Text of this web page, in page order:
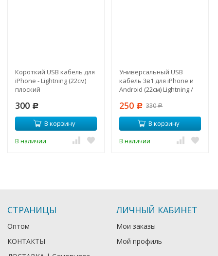
Короткий USB кабель для
iPhone - Lightning (22см)
плоский
300 Р
В корзину
В наличии
Универсальный USB
кабель 3в1 для iPhone и
Android (22см) Lightning /
250 Р 330Р
В корзину
В наличии
СТРАНИЦЫ
Оптом
КОНТАКТЫ
ЛИЧНЫЙ КАБИНЕТ
Мои заказы
Мой профиль